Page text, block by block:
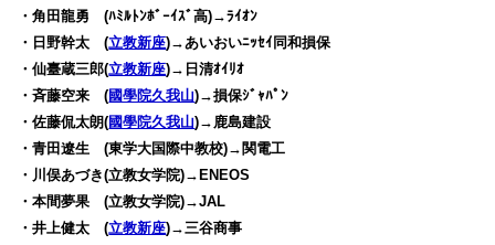
・角田龍勇 (ﾊﾐﾙﾄﾝﾎﾞｰｲｽﾞ高)→ﾗｲｵﾝ
・日野幹太 (立教新座)→あいおいﾆｯｾｲ同和損保
・仙臺蔵三郎(立教新座)→日清ｵｲﾘｵ
・斉藤空来 (國學院久我山)→損保ｼﾞｬﾊﾟﾝ
・佐藤侃太朗(國學院久我山)→鹿島建設
・青田遼生 (東学大国際中教校)→関電工
・川俣あづき(立教女学院)→ENEOS
・本間夢果 (立教女学院)→JAL
・井上健太 (立教新座)→三谷商事